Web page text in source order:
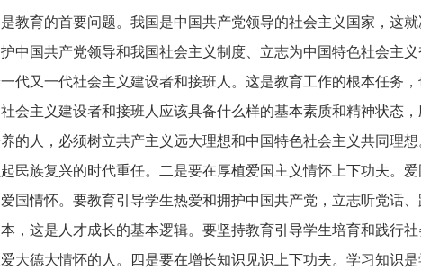
教育的首要问题。我国是中国共产党领导的社会主义国家，这
中国共产党领导和我国社会主义制度、立志为中国特色社会主
代又一代社会主义建设者和接班人。这是教育工作的根本任务，
会主义建设者和接班人应该具备什么样的基本素质和精神状态
的人，必须树立共产主义远大理想和中国特色社会主义共同理
民族复兴的时代重任。二是要在厚植爱国主义情怀上下功夫。
国情怀。要教育引导学生热爱和拥护中国共产党，立志听党话
，这是人才成长的基本逻辑。要坚持教育引导学生培育和践行
大德大情怀的人。四是要在增长知识见识上下功夫。学习知识